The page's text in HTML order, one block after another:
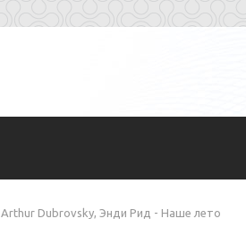
Arthur Dubrovsky, Энди Рид - Наше лето